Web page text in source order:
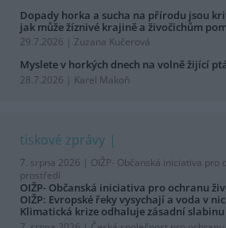
Dopady horka a sucha na přírodu jsou
jak může žíznivé krajině a živočichům
29.7.2026 | Zuzana Kučerová
Myslete v horkých dnech na volně žijící
28.7.2026 | Karel Makoň
tiskové zprávy
7. srpna 2026 | OIŽP- Občanská iniciativa pro
prostředí
OIŽP- Občanská iniciativa pro ochranu
OIŽP: Evropské řeky vysychají a voda v
Klimatická krize odhaluje zásadní